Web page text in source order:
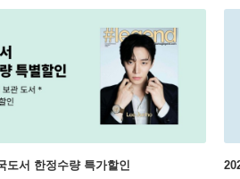
도서 한정수량 특가할인